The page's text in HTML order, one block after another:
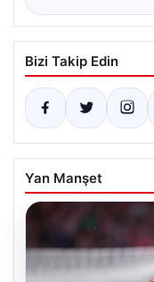
Bizi Takip Edin
Yan Manşet